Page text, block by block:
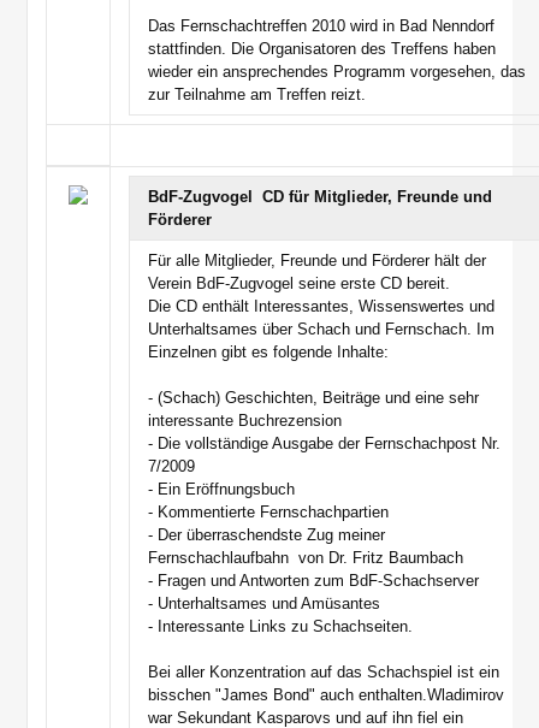
Das Fernschachtreffen 2010 wird in Bad Nenndorf
stattfinden. Die Organisatoren des Treffens haben
wieder ein ansprechendes Programm vorgesehen, das
zur Teilnahme am Treffen reizt.
BdF-Zugvogel  CD für Mitglieder, Freunde und
Förderer
Für alle Mitglieder, Freunde und Förderer hält der
Verein BdF-Zugvogel seine erste CD bereit.
Die CD enthält Interessantes, Wissenswertes und
Unterhaltsames über Schach und Fernschach. Im
Einzelnen gibt es folgende Inhalte:
- (Schach) Geschichten, Beiträge und eine sehr
interessante Buchrezension
- Die vollständige Ausgabe der Fernschachpost Nr.
7/2009
- Ein Eröffnungsbuch
- Kommentierte Fernschachpartien
- Der überraschendste Zug meiner
Fernschachlaufbahn  von Dr. Fritz Baumbach
- Fragen und Antworten zum BdF-Schachserver
- Unterhaltsames und Amüsantes
- Interessante Links zu Schachseiten.
Bei aller Konzentration auf das Schachspiel ist ein
bisschen "James Bond" auch enthalten.Wladimirov
war Sekundant Kasparovs und auf ihn fiel ein